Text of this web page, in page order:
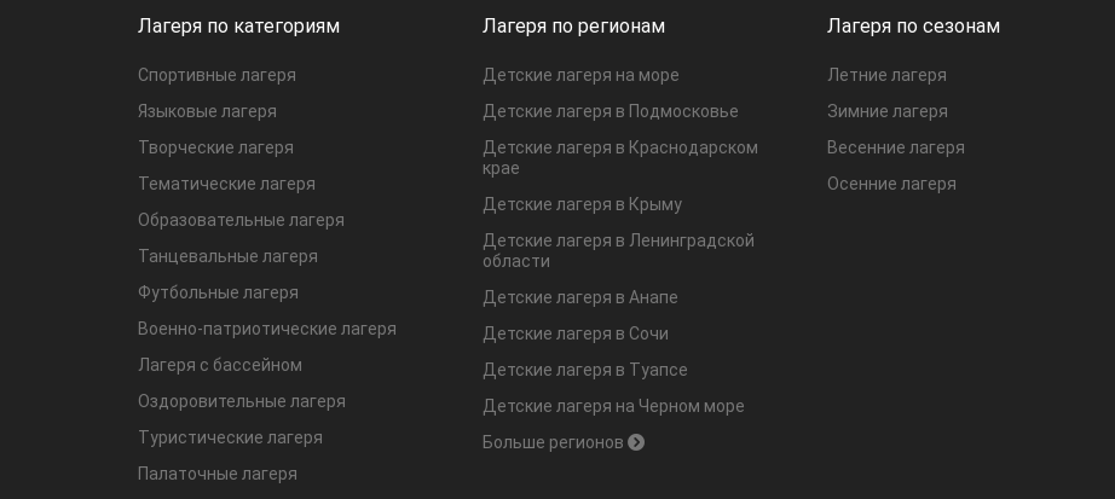
Лагеря по категориям
Спортивные лагеря
Языковые лагеря
Творческие лагеря
Тематические лагеря
Образовательные лагеря
Танцевальные лагеря
Футбольные лагеря
Военно-патриотические лагеря
Лагеря с бассейном
Оздоровительные лагеря
Туристические лагеря
Палаточные лагеря
Лагеря по регионам
Детские лагеря на море
Детские лагеря в Подмосковье
Детские лагеря в Краснодарском
крае
Детские лагеря в Крыму
Детские лагеря в Ленинградской
области
Детские лагеря в Анапе
Детские лагеря в Сочи
Детские лагеря в Туапсе
Детские лагеря на Черном море
Больше регионов
Лагеря по сезонам
Летние лагеря
Зимние лагеря
Весенние лагеря
Осенние лагеря